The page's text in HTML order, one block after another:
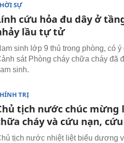
SỰ
cứu hỏa đu dây ở
lầu tự tử
sinh lớp 9 thủ trong phòng, có
sát Phòng cháy chữa cháy đã
sinh.
TRỊ
tịch nước chúc
cháy và cứu nạn,
tịch nước nhiệt liệt biểu dương